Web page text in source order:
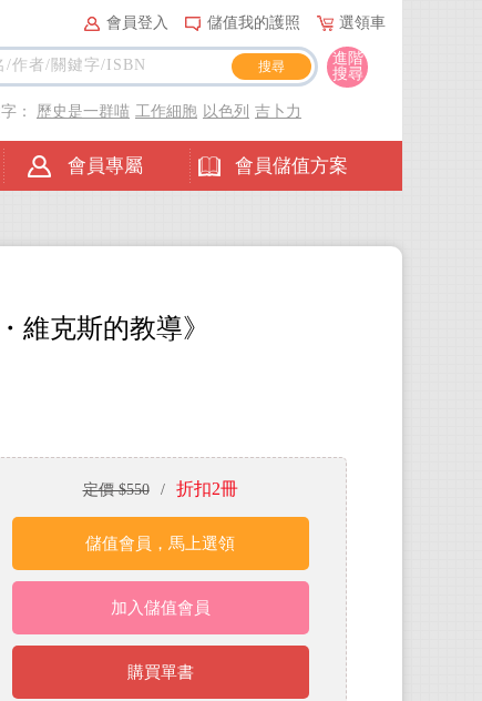
會員登入 儲值我的護照 選領車
會員專屬 會員儲值方案
進階
搜尋
： 歷史是一群喵 工作細胞 以色列 吉卜力
維克斯的教導》
定價 $550 / 折扣2冊
儲值會員，馬上選領
加入儲值會員
購買單書